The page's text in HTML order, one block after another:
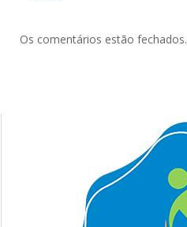
Os comentários estão fechados.